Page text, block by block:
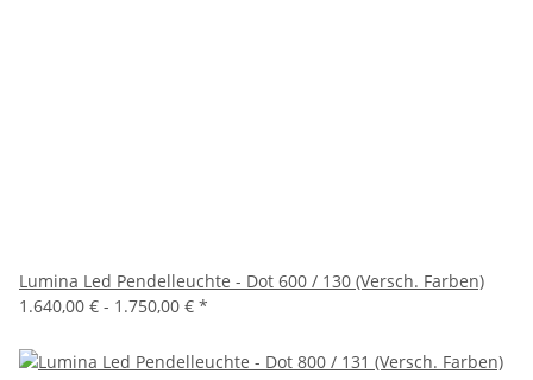
Lumina Led Pendelleuchte - Dot 600 / 130 (Versch. Farben)
1.640,00 € - 1.750,00 € *